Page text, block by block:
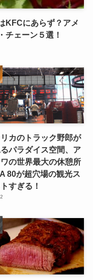
KFCにあらず？アメ
チェーン５選！
カのトラック野郎が
パラダイス空間、ア
の世界最大の休憩所
80が超穴場の観光ス
すぎる！